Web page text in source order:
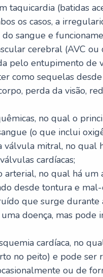
taquicardia (batidas
os casos, a
sangue e
cerebral (AVC
pelo entupimento de
como sequelas
perda da visão,
no qual o
(o que inclui
válvula mitral, no qual
cardíacas;
arterial, no qual há um
desde tontura e
que surge durante
doença, mas pode
cardíaca, no
no peito) e pode ser
ou de